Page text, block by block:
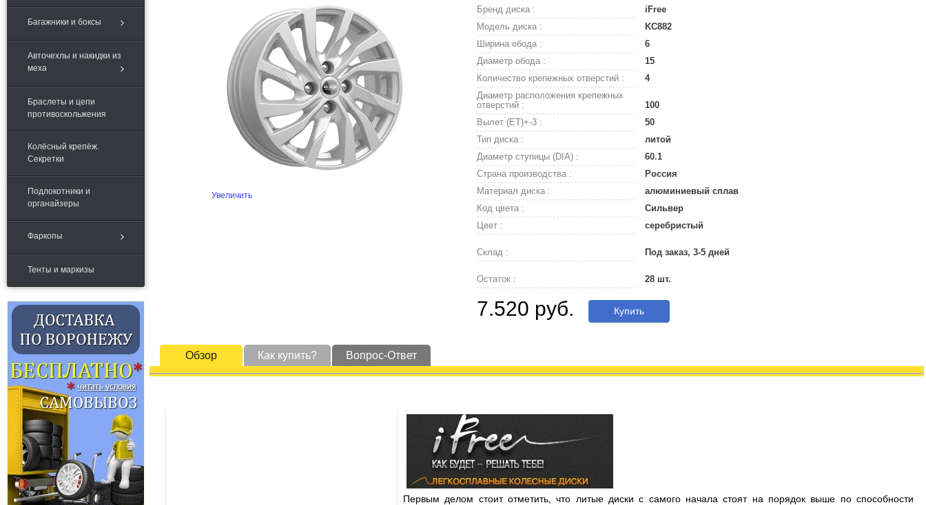
Багажники и боксы
Авточехлы и накидки из
меха
Браслеты и цепи
противоскольжения
Колёсный крепёж.
Секретки
Подлокотники и
органайзеры
Фаркопы
Тенты и маркизы
Увеличить
Бренд диска :
iFree
Модель диска :
KC882
Ширина обода :
6
Диаметр обода :
15
Количество крепежных отверстий :
4
Диаметр расположения крепежных
отверстий :
100
Вылет (ET)+-3 :
50
Тип диска :
литой
Диаметр ступицы (DIA) :
60.1
Страна производства :
Россия
Материал диска :
алюминиевый сплав
Код цвета :
Сильвер
Цвет :
серебристый
Склад : Под заказ, 3-5 дней
Остаток : 28 шт.
7.520 руб. Купить
Обзор Как купить? Вопрос-Ответ
Первым делом стоит отметить, что литые диски с самого начала стоят на порядок выше по способности